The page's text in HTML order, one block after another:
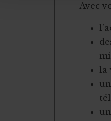
Avec
la